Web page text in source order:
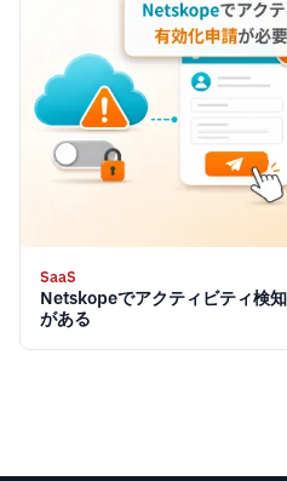
SaaS
Netskopeでアクティビティ検
がある